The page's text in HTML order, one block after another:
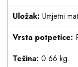
Uložak: Umjetni
Vrsta potpetice:
Težina: 0.66 kg.